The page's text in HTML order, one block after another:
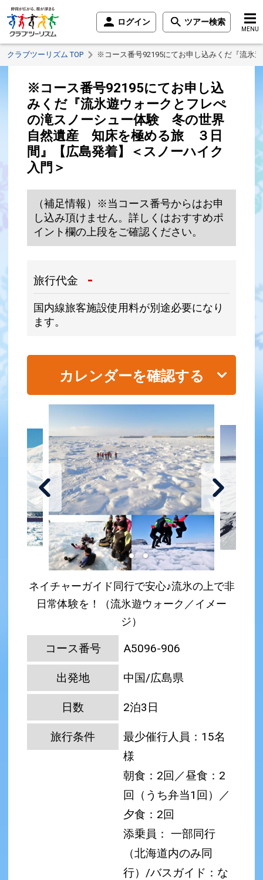
ログイン ツアー検索
MENU
クラブツーリズム TOP ※コース番号92195にてお申し込みくだ『流
※コース番号92195にてお申し込
みくだ『流氷遊ウォークとフレぺ
の滝スノーシュー体験 冬の世界
自然遺産 知床を極める旅 ３日
間』【広島発着】＜スノーハイク
入門＞
（補足情報）※当コース番号からはお申
し込み頂けません。詳しくはおすすめポ
イント欄の上段をご確認ください。
旅行代金 -
国内線旅客施設使用料が別途必要になり
ます。
カレンダーを確認する
ネイチャーガイド同行で安心♪流氷の上で非
日常体験を！（流氷遊ウォーク／イメー
ジ）
コース番号 A5096-906
出発地 中国/広島県
日数 2泊3日
旅行条件
最少催行人員：15名
様
朝食：2回／昼食：2
回（うち弁当1回）／
夕食：2回
添乗員： 一部同行
（北海道内のみ同
行）/バスガイド：な